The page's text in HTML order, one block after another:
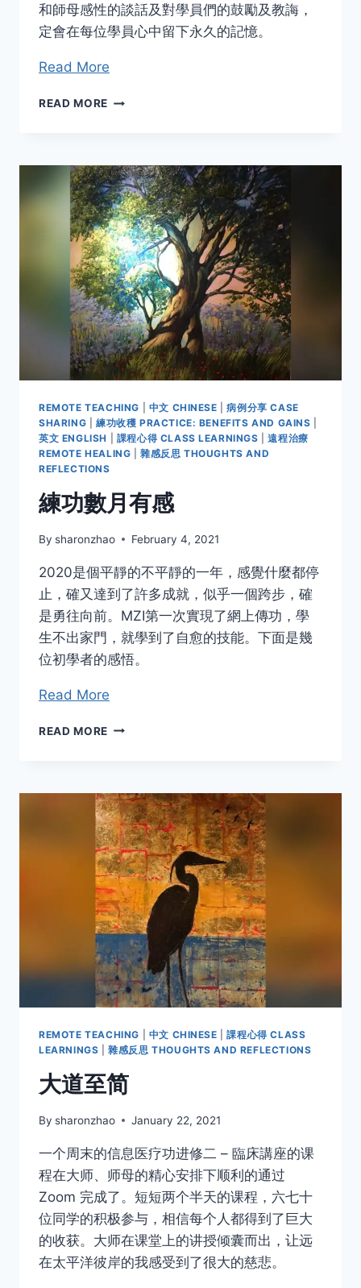
和師母感性的談話及對學員們的鼓勵及教誨，
定會在每位學員心中留下永久的記憶。
Read More
READ MORE 遠
理
療
的
學
習
歷
程
REMOTE TEACHING 中文 CHINESE |病例分享 CASE
SHARING
練功收穫 PRACTICE: BENEFITS AND GAINS
英文 ENGLISH
課程心得 CLASS LEARNINGS |遠程治療
REMOTE HEALING |雜感反思 THOUGHTS AND
REFLECTIONS
練功數月有感
By sharonzhao February 4, 2021
2020是個平靜的不平靜的一年，感覺什麼都停
止，確又達到了許多成就，似乎一個跨步，確
是勇往向前。MZI第一次實現了網上傳功，學
生不出家門，就學到了自愈的技能。下面是幾
位初學者的感悟。
Read More
READ MORE 練
有
感
REMOTE TEACHING 中文 CHINESE |課程心得 CLASS
LEARNINGS |雜感反思 THOUGHTS AND REFLECTIONS
大道至简
By sharonzhao January 22, 2021
一个周末的信息医疗功进修二 – 臨床講座的课
程在大师、师母的精心安排下顺利的通过
Zoom 完成了。短短两个半天的课程，六七十
位同学的积极参与，相信每个人都得到了巨大
的收获。大师在课堂上的讲授倾囊而出，让远
在太平洋彼岸的我感受到了很大的慈悲。